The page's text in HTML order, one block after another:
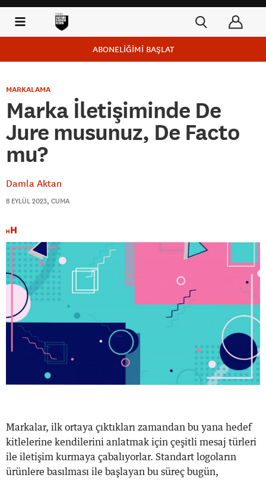
ABONELİĞİMİ BAŞLAT
MARKALAMA
Marka İletişiminde De
Jure musunuz, De Facto
mu?
Damla Aktan
8 EYLÜL 2023, CUMA
Markalar, ilk ortaya çıktıkları zamandan bu yana hedef
kitlelerine kendilerini anlatmak için çeşitli mesaj türleri
ile iletişim kurmaya çabalıyorlar. Standart logoların
ürünlere basılması ile başlayan bu süreç bugün,